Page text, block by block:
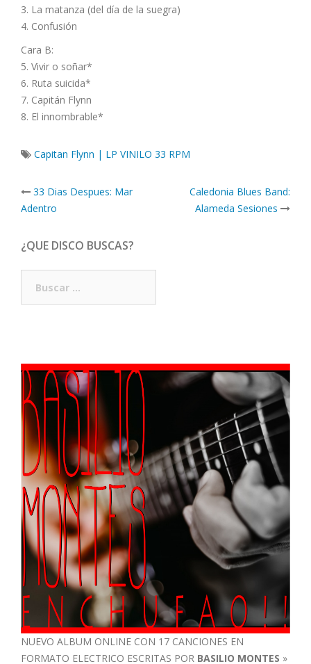
3. La matanza (del día de la suegra)
4. Confusión
Cara B:
5. Vivir o soñar*
6. Ruta suicida*
7. Capitán Flynn
8. El innombrable*
Capitan Flynn | LP VINILO 33 RPM
Post
navigation
33 Dias Despues: Mar
Adentro
Caledonia Blues Band:
Alameda Sesiones
¿QUE DISCO BUSCAS?
NUEVO ALBUM ONLINE CON 17 CANCIONES EN
FORMATO ELECTRICO ESCRITAS POR BASILIO MONTES »